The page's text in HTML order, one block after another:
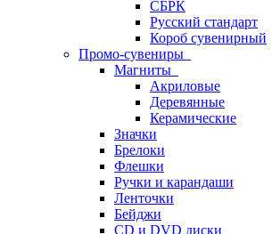
СБРК
Русский стандарт
Короб сувенирный
Промо-сувениры
Магниты
Акриловые
Деревянные
Керамические
Значки
Брелоки
Флешки
Ручки и карандаши
Ленточки
Бейджи
CD и DVD диски